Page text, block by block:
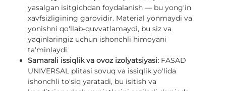
yasalgan isitgichdan foydalanish — bu yong'in
xavfsizligining garovidir. Material yonmaydi va
yonishni qo'llab-quvvatlamaydi, bu siz va
yaqinlaringiz uchun ishonchli himoyani
ta'minlaydi.
Samarali issiqlik va ovoz izolyatsiyasi: FASAD
UNIVERSAL plitasi sovuq va issiqlik yo'lida
ishonchli to'siq yaratadi, bu isitish va